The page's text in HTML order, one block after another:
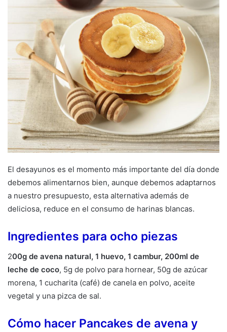
El desayunos es el momento más importante del día donde
debemos alimentarnos bien, aunque debemos adaptarnos
a nuestro presupuesto, esta alternativa además de
deliciosa, reduce en el consumo de harinas blancas.
Ingredientes para ocho piezas
200g de avena natural, 1 huevo, 1 cambur, 200ml de
leche de coco, 5g de polvo para hornear, 50g de azúcar
morena, 1 cucharita (café) de canela en polvo, aceite
vegetal y una pizca de sal.
Cómo hacer Pancakes de avena y